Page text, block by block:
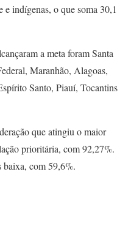
indígenas, o que soma 30,1
a meta foram Santa
Maranhão, Alagoas,
Santo, Piauí, Tocantins
que atingiu o maior
prioritária, com 92,27%.
baixa, com 59,6%.